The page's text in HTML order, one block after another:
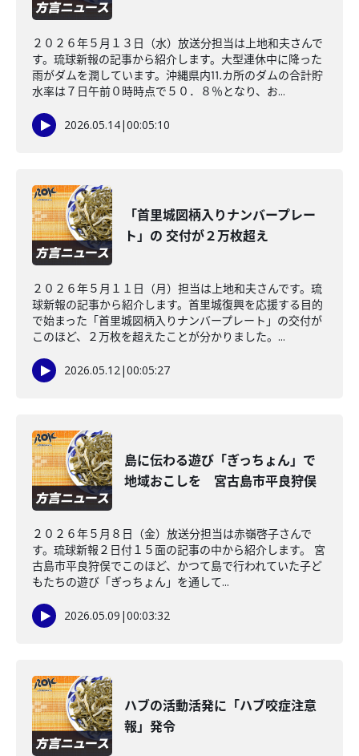
２０２６年５月１３日（水）放送分担当は上地和夫さんで
す。琉球新報の記事から紹介します。大型連休中に降った
雨がダムを潤しています。沖縄県内⒒カ所のダムの合計貯
水率は７日午前０時時点で５０．８％となり、お...
2026.05.14|00:05:10
「首里城図柄入りナンバープレー
ト」の 交付が２万枚超え
２０２６年５月１１日（月）担当は上地和夫さんです。琉
球新報の記事から紹介します。首里城復興を応援する目的
で始まった「首里城図柄入りナンバープレート」の交付が
このほど、２万枚を超えたことが分かりました。...
2026.05.12|00:05:27
島に伝わる遊び「ぎっちょん」で
地域おこしを 宮古島市平良狩俣
２０２６年５月８日（金）放送分担当は赤嶺啓子さんで
す。琉球新報２日付１５面の記事の中から紹介します。 宮
古島市平良狩俣でこのほど、かつて島で行われていた子ど
もたちの遊び「ぎっちょん」を通して...
2026.05.09 |00:03:32
ハブの活動活発に「ハブ咬症注意
報」発令